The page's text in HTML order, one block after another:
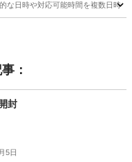
な日時や対応可能時間を複数日時
：
封
5日